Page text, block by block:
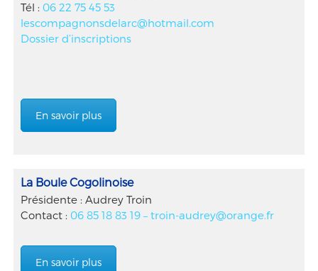
Tél : 06 22 75 45 53
lescompagnonsdelarc@hotmail.com
Dossier d’inscriptions
En savoir plus
La Boule Cogolinoise
Présidente : Audrey Troin
Contact : 06 85 18 83 19 – troin-audrey@orange.fr
En savoir plus